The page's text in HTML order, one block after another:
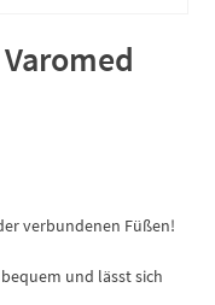
verbundenen Füßen!
und lässt sich